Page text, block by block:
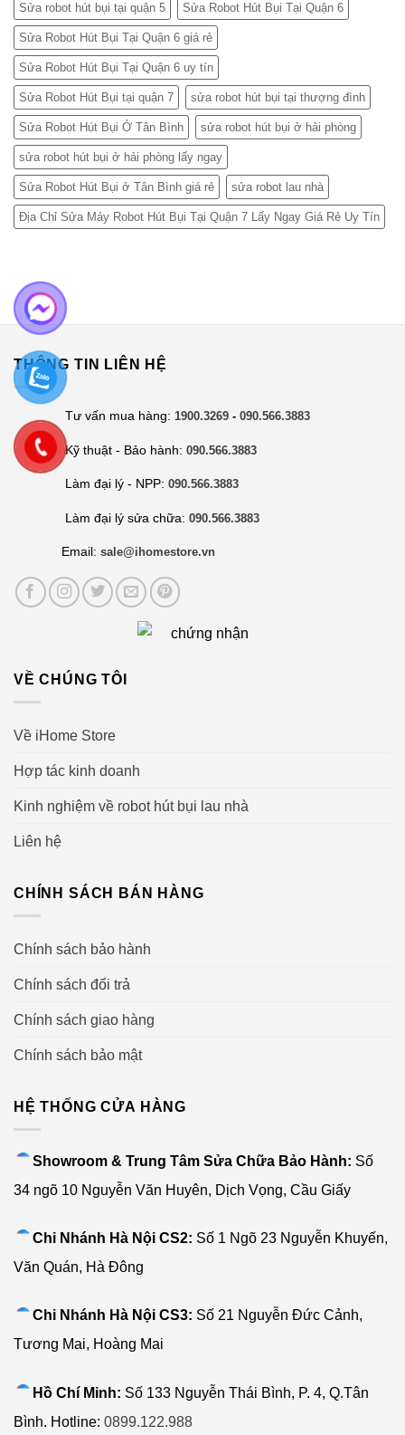
Sửa robot hút bụi tại quận 5 Sửa Robot Hút Bụi Tại Quận 6
Sửa Robot Hút Bụi Tại Quận 6 giá rẻ
Sửa Robot Hút Bụi Tại Quận 6 uy tín
Sửa Robot Hút Bụi tại quận 7 sửa robot hút bụi tại thượng đình
Sửa Robot Hút Bụi Ở Tân Bình sửa robot hút bụi ở hải phòng
sửa robot hút bụi ở hải phòng lấy ngay
Sửa Robot Hút Bụi ở Tân Bình giá rẻ sửa robot lau nhà
Địa Chỉ Sửa Máy Robot Hút Bụi Tại Quận 7 Lấy Ngay Giá Rẻ Uy Tín
THÔNG TIN LIÊN HỆ
Tư vấn mua hàng: 1900.3269 -090.566.3883
Kỹ thuật - Bảo hành: 090.566.3883
Làm đại lý - NPP: 090.566.3883
Làm đại lý sửa chữa: 090.566.3883
Email: sale@ihomestore.vn
VỀ CHÚNG TÔI
Về iHome Store
Hợp tác kinh doanh
Kinh nghiệm về robot hút bụi lau nhà
Liên hệ
CHÍNH SÁCH BÁN HÀNG
Chính sách bảo hành
Chính sách đổi trả
Chính sách giao hàng
Chính sách bảo mật
HỆ THỐNG CỬA HÀNG
Showroom & Trung Tâm Sửa Chữa Bảo Hành: Số
34 ngõ 10 Nguyễn Văn Huyên, Dịch Vọng, Cầu Giấy
Chi Nhánh Hà Nội CS2: Số 1 Ngõ 23 Nguyễn Khuyến,
Văn Quán, Hà Đông
Chi Nhánh Hà Nội CS3: Số 21 Nguyễn Đức Cảnh,
Tương Mai, Hoàng Mai
Hồ Chí Minh: Số 133 Nguyễn Thái Bình, P. 4, Q.Tân
Bình. Hotline: 0899.122.988